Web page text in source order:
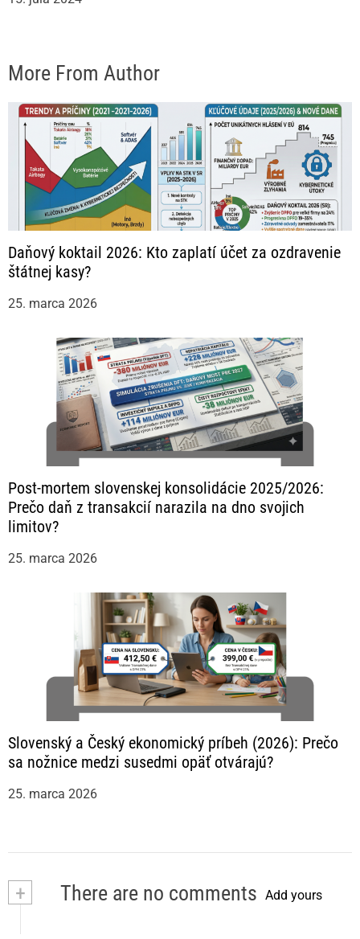
More From Author
Daňový koktail 2026: Kto zaplatí účet za ozdravenie
štátnej kasy?
25. marca 2026
Post-mortem slovenskej konsolidácie 2025/2026:
Prečo daň z transakcií narazila na dno svojich
limitov?
25. marca 2026
Slovenský a Český ekonomický príbeh (2026): Prečo
sa nožnice medzi susedmi opäť otvárajú?
25. marca 2026
+ There are no comments Add yours